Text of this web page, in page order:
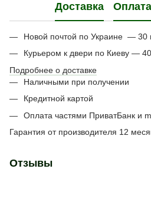
Доставка Оплата
Новой почтой по Украине — 30
Курьером к двери по Киеву —
Подробнее о доставке
Наличными при получении
Кредитной картой
Оплата частями ПриватБанк и
Гарантия от производителя 12
Отзывы